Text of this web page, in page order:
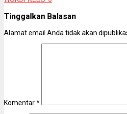
Tinggalkan Balasan
Alamat email Anda tidak akan
Komentar*